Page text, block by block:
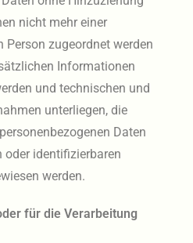
nicht mehr einer
zugeordnet werden
Informationen
und technischen und
unterliegen, die
Daten
oder identifizierbaren
werden.
für die Verarbeitung